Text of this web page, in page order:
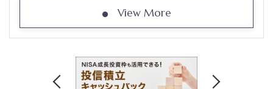
View More